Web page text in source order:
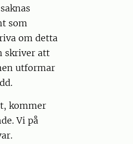
som
om detta
skriver att
utformar
kommer
Vi på